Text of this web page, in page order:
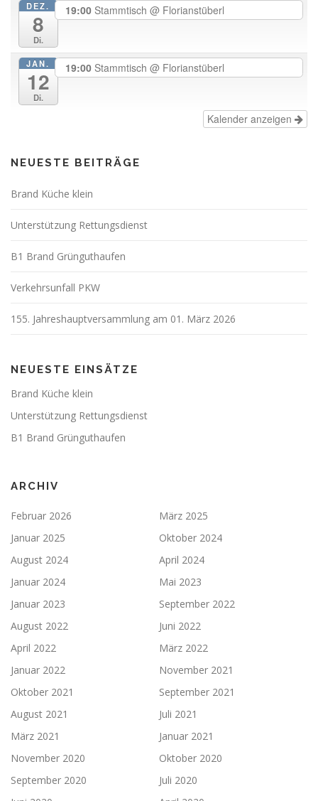
DEZ.
8
Di.
19:00 Stammtisch @ Florianstüberl
JAN.
12
Di.
19:00 Stammtisch @ Florianstüberl
Kalender anzeigen
NEUESTE BEITRÄGE
Brand Küche klein
Unterstützung Rettungsdienst
B1 Brand Grünguthaufen
Verkehrsunfall PKW
155. Jahreshauptversammlung am 01. März 2026
NEUESTE EINSÄTZE
Brand Küche klein
Unterstützung Rettungsdienst
B1 Brand Grünguthaufen
ARCHIV
Februar 2026
März 2025
Januar 2025
Oktober 2024
August 2024
April 2024
Januar 2024
Mai 2023
Januar 2023
September 2022
August 2022
Juni 2022
April 2022
März 2022
Januar 2022
November 2021
Oktober 2021
September 2021
August 2021
Juli 2021
März 2021
Januar 2021
November 2020
Oktober 2020
September 2020
Juli 2020